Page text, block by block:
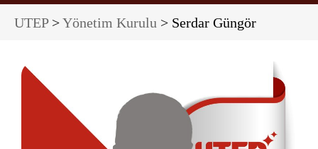
UTEP>Yönetim Kurulu > Serdar Güngör